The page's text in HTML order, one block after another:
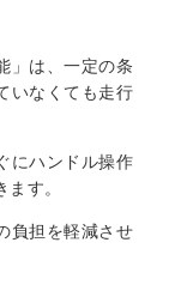
」は、一定の条
いなくても走行
にハンドル操作
す。
負担を軽減させ